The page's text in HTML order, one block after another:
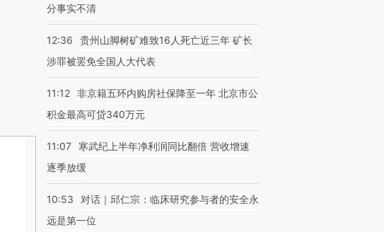
分事实不清
12:36
贵州山脚树矿难致16人死亡近三年 矿长
涉罪被罢免全国人大代表
11:12 非京籍五环内购房社保降至一年 北京市公
积金最高可贷340万元
11:07
寒武纪上半年净利润同比翻倍 营收增速
逐季放缓
10:53
对话｜邱仁宗：临床研究参与者的安全永
远是第一位